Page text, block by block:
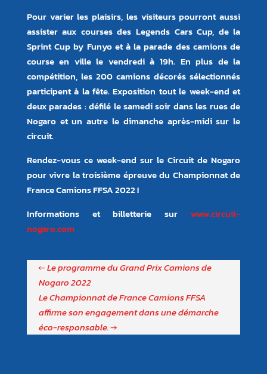
Pour varier les plaisirs, les visiteurs pourront aussi
assister aux courses des Legends Cars Cup, de la
Sprint Cup by Funyo et à la parade des camions de
course en ville le vendredi à 19h. En plus de la
compétition, les 200 camions décorés sélectionnés
participent à la fête. Exposition tout le week-end et
deux parades : défilé le samedi soir dans les rues de
Nogaro et un autre le dimanche après-midi sur le
circuit.
Rendez-vous ce week-end sur le Circuit de Nogaro
pour vivre la troisième épreuve du Championnat de
France Camions FFSA 2022 !
Informations et billetterie surwww.circuit-
nogaro.com
←Le programme du Grand Prix Camions de
Nogaro 2022
Le Championnat de France Camions FFSA
affirme son engagement dans une démarche
éco-responsable.→